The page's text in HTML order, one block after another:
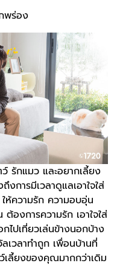
พร่อง
รักแมว และอยากเลี้ยง
การมีเวลาดูแลเอาใจใส่
ห้ความรัก ความอบอุ่น
องการความรัก เอาใจใส่
ไปเที่ยวเล่นข้างนอกบ้าง
เวลาทำถูก เพื่อนบ้านที่
เลี้ยงของคุณมากกว่าเดิม